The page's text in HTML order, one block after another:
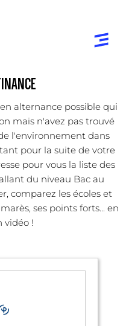
alternance possible qui
mais n'avez pas trouvé
l'environnement dans
pour la suite de votre
pour vous la liste des
du niveau Bac au
comparez les écoles et
ses points forts... en
vidéo !